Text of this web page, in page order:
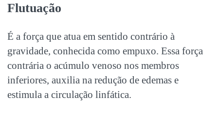
Flutuação
É a força que atua em sentido contrário à
gravidade, conhecida como empuxo. Essa força
contrária o acúmulo venoso nos membros
inferiores, auxilia na redução de edemas e
estimula a circulação linfática.